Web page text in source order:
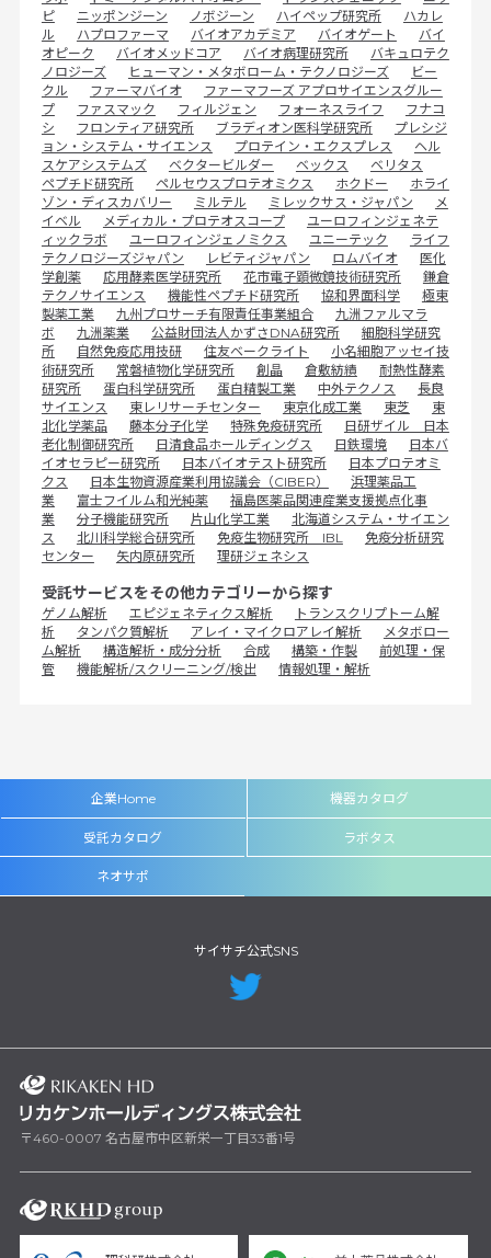
ピ
ニッポンジーン ノボジーン ハイペップ研究所
ハカレ
ル
ハプロファーマ バイオアカデミア バイオゲート
バイ
オピーク
バイオメッドコア バイオ病理研究所
バキュロテク
ノロジーズ
ヒューマン・メタボローム・テクノロジーズ
ビー
クル
ファーマバイオ
ファーマフーズ アプロサイエンスグルー
プ
ファスマック フィルジェン フォーネスライフ
フナコ
シ
フロンティア研究所 ブラディオン医科学研究所
プレシジ
ョン・システム・サイエンス
プロテイン・エクスプレス
ヘル
スケアシステムズ
ベクタービルダー ベックス
ベリタス
ペプチド研究所
ペルセウスプロテオミクス ホクドー
ホライ
ゾン・ディスカバリー
ミルテル ミレックサス・ジャパン
メ
イベル
メディカル・プロテオスコープ
ユーロフィンジェネテ
ィックラボ
ユーロフィンジェノミクス ユニーテック
ライフ
テクノロジーズジャパン
レビティジャパン ロムバイオ
医化
学創薬
応用酵素医学研究所 花市電子顕微鏡技術研究所
鎌倉
テクノサイエンス
機能性ペプチド研究所 協和界面科学
極東
製薬工業
九州プロサーチ有限責任事業組合
九洲ファルマラ
ボ
九洲薬業 公益財団法人かずさDNA研究所
細胞科学研究
所
自然免疫応用技研 住友ベークライト
小名細胞アッセイ技
術研究所
常磐植物化学研究所 創晶 倉敷紡績
耐熱性酵素
研究所
蛋白科学研究所 蛋白精製工業 中外テクノス
長良
サイエンス
東レリサーチセンター 東京化成工業 東芝
東
北化学薬品
藤本分子化学 特殊免疫研究所
日研ザイル 日本
老化制御研究所
日清食品ホールディングス 日鉄環境
日本バ
イオセラピー研究所
日本バイオテスト研究所
日本プロテオミ
クス
日本生物資源産業利用協議会（CIBER）
浜理薬品工
業
富士フイルム和光純薬
福島医薬品関連産業支援拠点化事
業
分子機能研究所 片山化学工業
北海道システム・サイエン
ス
北川科学総合研究所 免疫生物研究所 IBL
免疫分析研究
センター
矢内原研究所 理研ジェネシス
受託サービスをその他カテゴリーから探す
ゲノム解析 エピジェネティクス解析
トランスクリプトーム解
析
タンパク質解析 アレイ・マイクロアレイ解析
メタボロー
ム解析
構造解析・成分分析 合成 構築・作製
前処理・保
管
機能解析/スクリーニング/検出 情報処理・解析
企業Home 機器カタログ
受託カタログ ラボタス
ネオサポ
サイサチ公式SNS
〒460-0007 名古屋市中区新栄一丁目33番1号